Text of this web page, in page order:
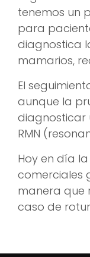
tenemos un
para
diagnostica
mamarios,
El
aunque la
diagnosticar
RMN
Hoy en día
comerciales
manera que
caso de